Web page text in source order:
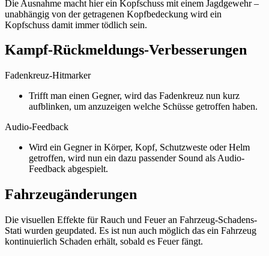
Die Ausnahme macht hier ein Kopfschuss mit einem Jagdgewehr –
unabhängig von der getragenen Kopfbedeckung wird ein
Kopfschuss damit immer tödlich sein.
Kampf-Rückmeldungs-Verbesserungen
Fadenkreuz-Hitmarker
Trifft man einen Gegner, wird das Fadenkreuz nun kurz
aufblinken, um anzuzeigen welche Schüsse getroffen haben.
Audio-Feedback
Wird ein Gegner in Körper, Kopf, Schutzweste oder Helm
getroffen, wird nun ein dazu passender Sound als Audio-
Feedback abgespielt.
Fahrzeugänderungen
Die visuellen Effekte für Rauch und Feuer an Fahrzeug-Schadens-
Stati wurden geupdated. Es ist nun auch möglich das ein Fahrzeug
kontinuierlich Schaden erhält, sobald es Feuer fängt.